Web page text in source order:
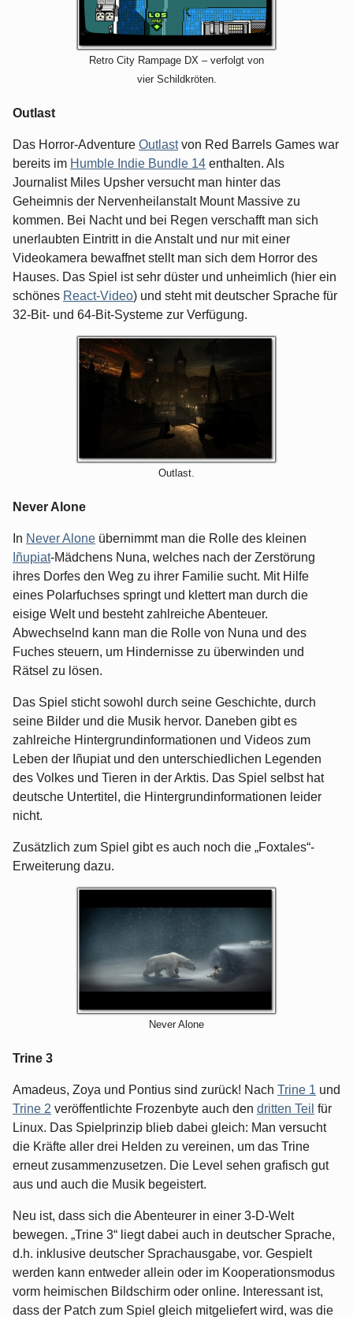
Retro City Rampage DX – verfolgt von
vier Schildkröten.
Outlast
Das Horror-Adventure Outlastvon Red Barrels Games war
bereits im Humble Indie Bundle 14 enthalten. Als
Journalist Miles Upsher versucht man hinter das
Geheimnis der Nervenheilanstalt Mount Massive zu
kommen. Bei Nacht und bei Regen verschafft man sich
unerlaubten Eintritt in die Anstalt und nur mit einer
Videokamera bewaffnet stellt man sich dem Horror des
Hauses. Das Spiel ist sehr düster und unheimlich (hier ein
schönes React-Video) und steht mit deutscher Sprache für
32-Bit- und 64-Bit-Systeme zur Verfügung.
Outlast.
Never Alone
In Never Alone übernimmt man die Rolle des kleinen
Iñupiat-Mädchens Nuna, welches nach der Zerstörung
ihres Dorfes den Weg zu ihrer Familie sucht. Mit Hilfe
eines Polarfuchses springt und klettert man durch die
eisige Welt und besteht zahlreiche Abenteuer.
Abwechselnd kann man die Rolle von Nuna und des
Fuches steuern, um Hindernisse zu überwinden und
Rätsel zu lösen.
Das Spiel sticht sowohl durch seine Geschichte, durch
seine Bilder und die Musik hervor. Daneben gibt es
zahlreiche Hintergrundinformationen und Videos zum
Leben der Iñupiat und den unterschiedlichen Legenden
des Volkes und Tieren in der Arktis. Das Spiel selbst hat
deutsche Untertitel, die Hintergrundinformationen leider
nicht.
Zusätzlich zum Spiel gibt es auch noch die „Foxtales“-
Erweiterung dazu.
Never Alone
Trine 3
Amadeus, Zoya und Pontius sind zurück! Nach Trine 1 und
Trine 2 veröffentlichte Frozenbyte auch den dritten Teil für
Linux. Das Spielprinzip blieb dabei gleich: Man versucht
die Kräfte aller drei Helden zu vereinen, um das Trine
erneut zusammenzusetzen. Die Level sehen grafisch gut
aus und auch die Musik begeistert.
Neu ist, dass sich die Abenteurer in einer 3-D-Welt
bewegen. „Trine 3“ liegt dabei auch in deutscher Sprache,
d.h. inklusive deutscher Sprachausgabe, vor. Gespielt
werden kann entweder allein oder im Kooperationsmodus
vorm heimischen Bildschirm oder online. Interessant ist,
dass der Patch zum Spiel gleich mitgeliefert wird, was die